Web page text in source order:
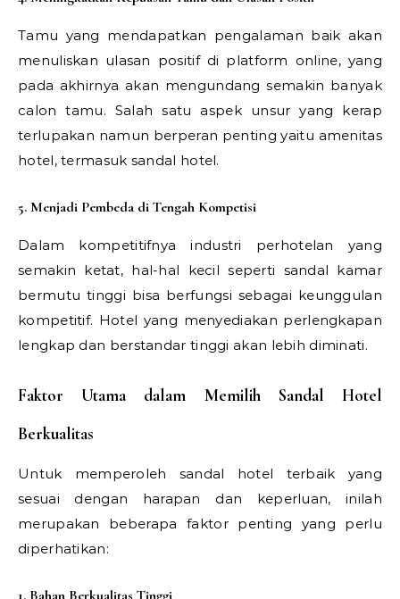
Tamu yang mendapatkan pengalaman baik akan
menuliskan ulasan positif di platform online, yang
pada akhirnya akan mengundang semakin banyak
calon tamu. Salah satu aspek unsur yang kerap
terlupakan namun berperan penting yaitu amenitas
hotel, termasuk sandal hotel.
5. Menjadi Pembeda di Tengah Kompetisi
Dalam kompetitifnya industri perhotelan yang
semakin ketat, hal-hal kecil seperti sandal kamar
bermutu tinggi bisa berfungsi sebagai keunggulan
kompetitif. Hotel yang menyediakan perlengkapan
lengkap dan berstandar tinggi akan lebih diminati.
Faktor Utama dalam Memilih Sandal Hotel
Berkualitas
Untuk memperoleh sandal hotel terbaik yang
sesuai dengan harapan dan keperluan, inilah
merupakan beberapa faktor penting yang perlu
diperhatikan:
1. Bahan Berkualitas Tinggi